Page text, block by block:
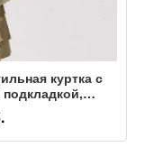
куртка с
подкладкой,
куртка,